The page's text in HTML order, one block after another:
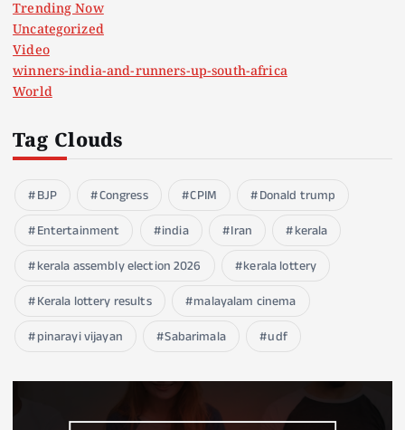
Trending Now
Uncategorized
Video
winners-india-and-runners-up-south-africa
World
Tag Clouds
BJP Congress CPIM
Donald trump
Entertainment
india Iran
kerala
kerala assembly election 2026
kerala lottery
Kerala lottery results
malayalam cinema
pinarayi vijayan
Sabarimala udf